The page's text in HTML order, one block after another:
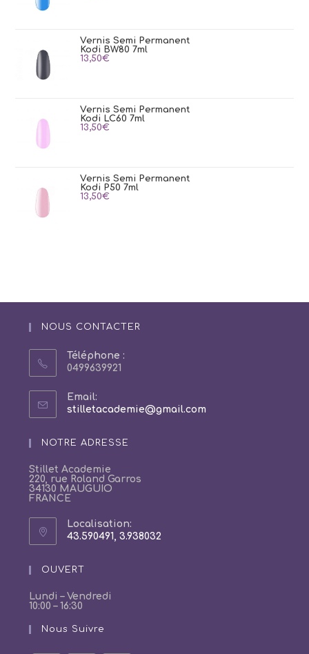
Vernis Semi Permanent
Kodi BW80 7ml
13,50€
Vernis Semi Permanent
Kodi LC60 7ml
13,50€
Vernis Semi Permanent
Kodi P50 7ml
13,50€
NOUS CONTACTER
Téléphone :
0499639921
Email:
stilletacademie@gmail.comS’ouvre
NOTRE ADRESSE
Stillet Academie
220, rue Roland Garros
34130 MAUGUIO
FRANCE
Localisation:
43.590491, 3.938032
un
nouvel
OUVERT
Lundi – Vendredi
10:00 – 16:30
Nous Suivre